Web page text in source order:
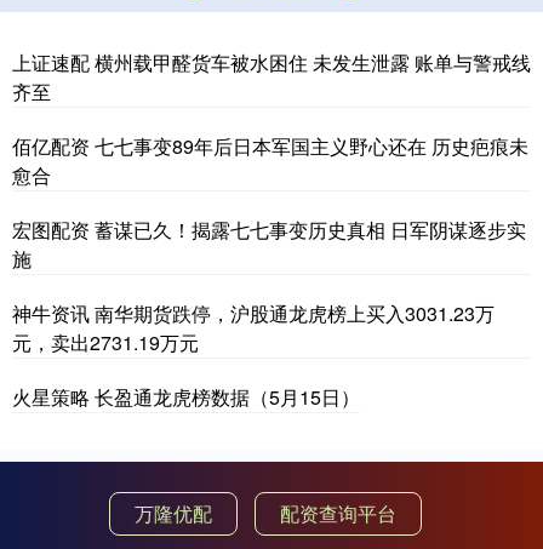
上证速配 横州载甲醛货车被水困住 未发生泄露 账单与警戒线
齐至
佰亿配资 七七事变89年后日本军国主义野心还在 历史疤痕未
愈合
宏图配资 蓄谋已久！揭露七七事变历史真相 日军阴谋逐步实
施
神牛资讯 南华期货跌停，沪股通龙虎榜上买入3031.23万
元，卖出2731.19万元
火星策略 长盈通龙虎榜数据（5月15日）
万隆优配 配资查询平台